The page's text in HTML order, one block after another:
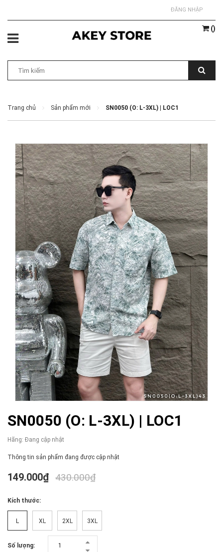
ĐĂNG NHẬP
()
Trang chủ Sản phẩm mới SN0050 (O: L-3XL) | LOC1
SN0050 (O: L-3XL) | LOC1
Hãng: Đang cập nhật
Thông tin sản phẩm đang được cập nhật
149.000₫ 430.000₫
Kích thước:
L XL 2XL 3XL
Số lượng: